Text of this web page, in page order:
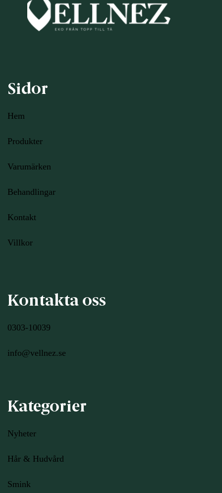
Sidor
Hem
Produkter
Varumärken
Behandlingar
Kontakt
Villkor
Kontakta oss
0303-10039
info@vellnez.se
Kategorier
Nyheter
Hår & Hudvård
Smink